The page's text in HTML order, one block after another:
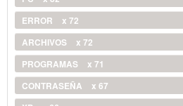
ERROR
x 72
ARCHIVOS
x 72
PROGRAMAS
x 71
CONTRASEÑA
x 67